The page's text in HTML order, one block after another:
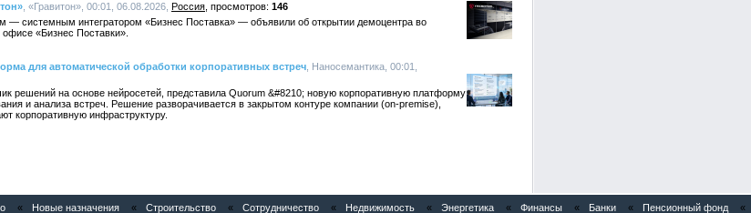
, «Гравитон», 00:01, 06.08.2026, Россия
146
— системным интегратором «Бизнес Поставка» — объявили об открытии демоцентра во
«Бизнес Поставки».
для автоматической обработки корпоративных встреч , Наносемантика, 00:01,
решений на основе нейросетей, представила Quorum &#8210; новую корпоративную платформу
и анализа встреч. Решение разворачивается в закрытом контуре компании (on-premise),
корпоративную инфраструктуру.
« Новые назначения « Строительство « Сотрудничество « Недвижимость « Энергетика « Финансы « Банки « Пенсионный фонд «